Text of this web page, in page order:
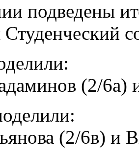
подведены
(2/6а)
(2/6в) и